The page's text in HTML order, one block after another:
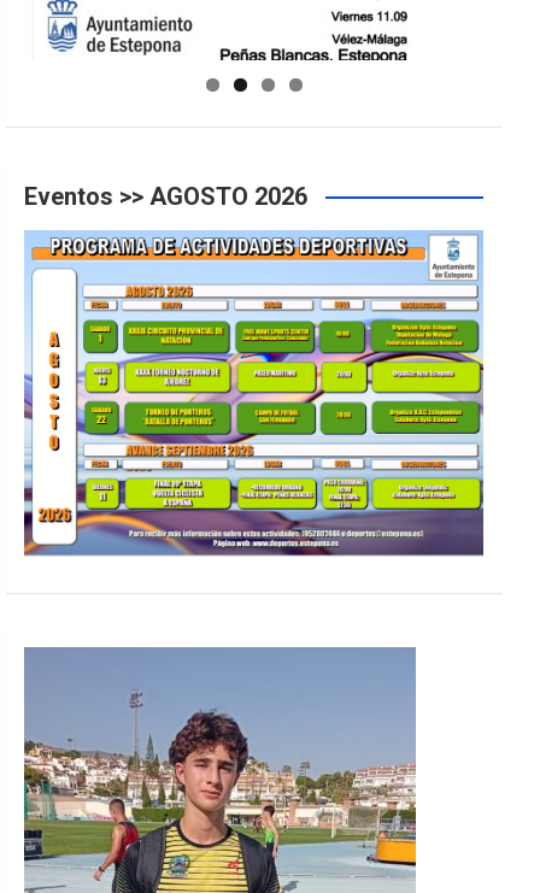
GUIA DE INSTALACIONES DEPORTIVAS
Eventos >> AGOSTO 2026